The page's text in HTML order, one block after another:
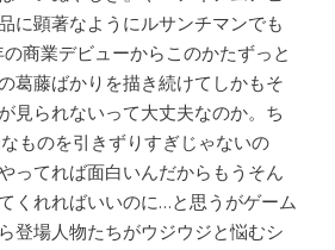
に顕著なようにルサンチマンでも
商業デビューからこのかたずっと
葛藤ばかりを描き続けてしかもそ
見られないって大丈夫なのか。ち
ものを引きずりすぎじゃないの
ってれば面白いんだからもうそん
くれればいいのに…と思うがゲーム
登場人物たちがウジウジと悩むシ